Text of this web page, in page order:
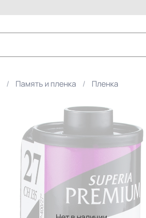
Память и пленка Пленка